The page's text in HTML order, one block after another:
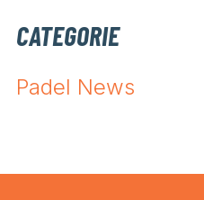
CATEGORIE
Padel News